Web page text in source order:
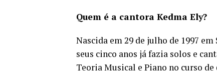
Quem é a cantora Kedma Ely?
Nascida em 29 de julho de 1997
seus cinco anos já fazia solos e
Teoria Musical e Piano no curso